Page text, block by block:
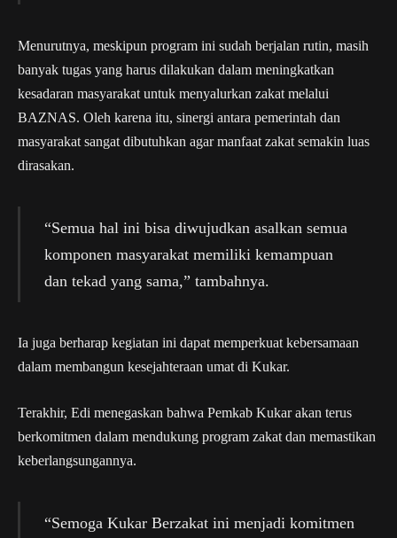
Menurutnya, meskipun program ini sudah berjalan rutin, masih
banyak tugas yang harus dilakukan dalam meningkatkan
kesadaran masyarakat untuk menyalurkan zakat melalui
BAZNAS. Oleh karena itu, sinergi antara pemerintah dan
masyarakat sangat dibutuhkan agar manfaat zakat semakin luas
dirasakan.
“Semua hal ini bisa diwujudkan asalkan semua
komponen masyarakat memiliki kemampuan
dan tekad yang sama,” tambahnya.
Ia juga berharap kegiatan ini dapat memperkuat kebersamaan
dalam membangun kesejahteraan umat di Kukar.
Terakhir, Edi menegaskan bahwa Pemkab Kukar akan terus
berkomitmen dalam mendukung program zakat dan memastikan
keberlangsungannya.
“Semoga Kukar Berzakat ini menjadi komitmen